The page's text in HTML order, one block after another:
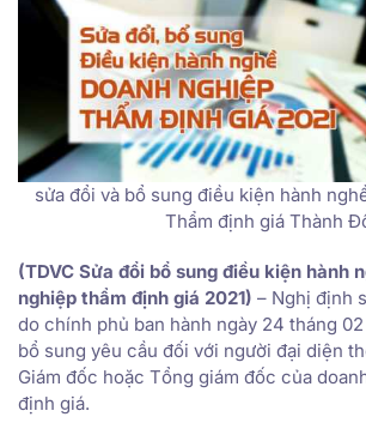
sửa đổi và bổ sung điều kiện hành
Thẩm định giá Thành
(TDVC Sửa đổi bổ sung điều kiện hành
nghiệp thẩm định giá 2021) – Nghị định
do chính phủ ban hành ngày 24 tháng
bổ sung yêu cầu đối với người đại diện
Giám đốc hoặc Tổng giám đốc của
định giá.